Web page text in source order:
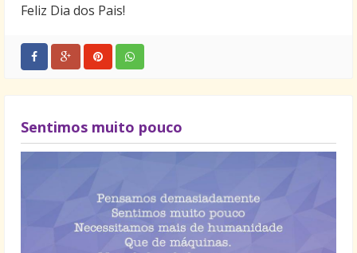
Feliz Dia dos Pais!
Sentimos muito pouco